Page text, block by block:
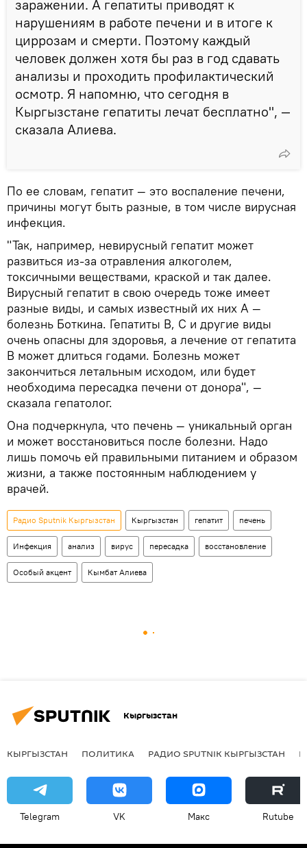
заражении. А гепатиты приводят к
нарушениям в работе печени и в итоге к
циррозам и смерти. Поэтому каждый
человек должен хотя бы раз в год сдавать
анализы и проходить профилактический
осмотр. Я напомню, что сегодня в
Кыргызстане гепатиты лечат бесплатно", —
сказала Алиева.
По ее словам, гепатит — это воспаление печени,
причины могут быть разные, в том числе вирусная
инфекция.
"Так, например, невирусный гепатит может
развиться из-за отравления алкоголем,
токсичными веществами, краской и так далее.
Вирусный гепатит в свою очередь тоже имеет
разные виды, и самых известный их них А —
болезнь Боткина. Гепатиты В, С и другие виды
очень опасны для здоровья, а лечение от гепатита
В может длиться годами. Болезнь может
закончиться летальным исходом, или будет
необходима пересадка печени от донора", —
сказала гепатолог.
Она подчеркнула, что печень — уникальный орган
и может восстановиться после болезни. Надо
лишь помочь ей правильными питанием и образом
жизни, а также постоянным наблюдением у
врачей.
Радио Sputnik Кыргызстан Кыргызстан гепатит печень
Инфекция анализ вирус пересадка восстановление
Особый акцент Кымбат Алиева
Кыргызстан
КЫРГЫЗСТАН ПОЛИТИКА РАДИО SPUTNIK КЫРГЫЗСТАН
Telegram VK Макс Rutube